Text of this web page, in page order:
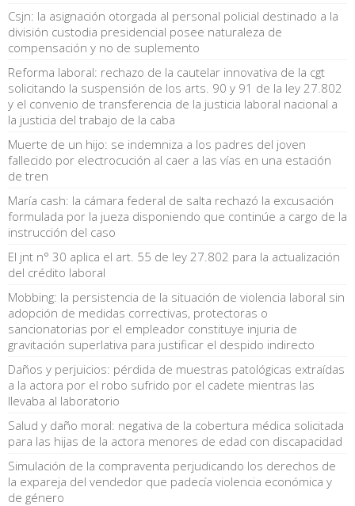
Csjn: la asignación otorgada al personal policial destinado a la
división custodia presidencial posee naturaleza de
compensación y no de suplemento
Reforma laboral: rechazo de la cautelar innovativa de la cgt
solicitando la suspensión de los arts. 90 y 91 de la ley 27.802
y el convenio de transferencia de la justicia laboral nacional a
la justicia del trabajo de la caba
Muerte de un hijo: se indemniza a los padres del joven
fallecido por electrocución al caer a las vías en una estación
de tren
María cash: la cámara federal de salta rechazó la excusación
formulada por la jueza disponiendo que continúe a cargo de la
instrucción del caso
El jnt n° 30 aplica el art. 55 de ley 27.802 para la actualización
del crédito laboral
Mobbing: la persistencia de la situación de violencia laboral sin
adopción de medidas correctivas, protectoras o
sancionatorias por el empleador constituye injuria de
gravitación superlativa para justificar el despido indirecto
Daños y perjuicios: pérdida de muestras patológicas extraídas
a la actora por el robo sufrido por el cadete mientras las
llevaba al laboratorio
Salud y daño moral: negativa de la cobertura médica solicitada
para las hijas de la actora menores de edad con discapacidad
Simulación de la compraventa perjudicando los derechos de
la expareja del vendedor que padecía violencia económica y
de género